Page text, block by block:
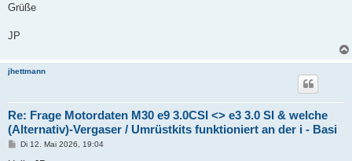
Grüße
JP
jhettmann
Re: Frage Motordaten M30 e9 3.0CSI <> e3 3.0 SI & welche
(Alternativ)-Vergaser / Umrüstkits funktioniert an der i - Basi
BDi 12. Mai 2026, 19:04